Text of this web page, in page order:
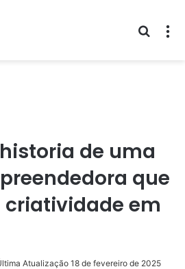
de uma
que
em
Atualização 18 de fevereiro de 2025